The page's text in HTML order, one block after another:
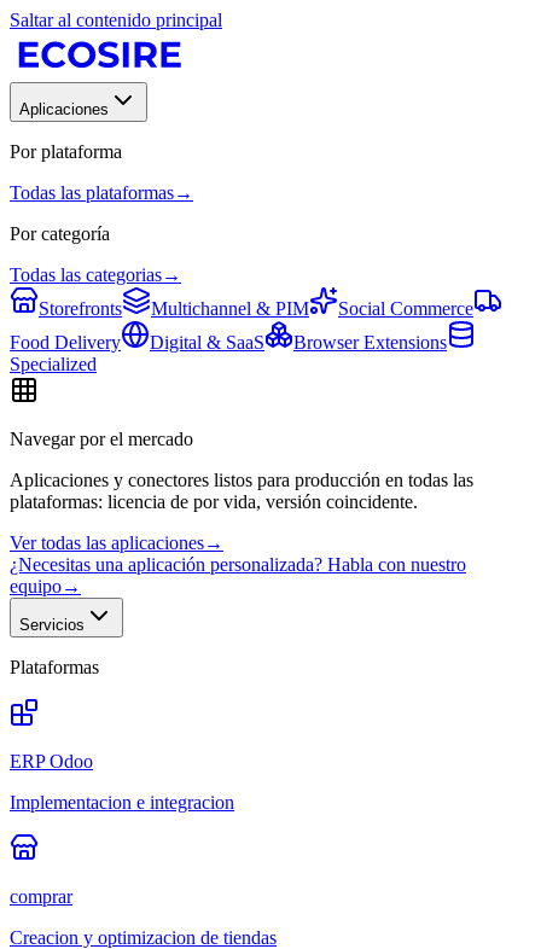
Saltar al contenido principal
Aplicaciones
Por plataforma
Todas las plataformas→
Por categoría
Todas las categorias→
Storefronts
Multichannel & PIM
Social Commerce
Food Delivery
Digital & SaaS
Browser Extensions
Specialized
Navegar por el mercado
Aplicaciones y conectores listos para producción en todas las
plataformas: licencia de por vida, versión coincidente.
Ver todas las aplicaciones→
¿Necesitas una aplicación personalizada? Habla con nuestro
equipo→
Servicios
Plataformas
ERP Odoo
Implementacion e integracion
comprar
Creacion y optimizacion de tiendas